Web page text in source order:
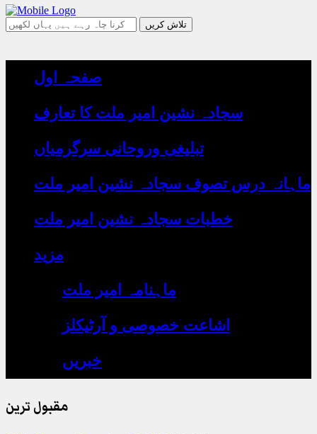
جو
چاہ
صفحہ اول
سجادہ نشین امیر ملت کا تعارف
تبلیغی وروحانی سرگرمیاں
ماہانہ درس تصوف سجادہ نشین امیر ملت
خطبات سجادہ نشین امیر ملت
مزید
ماہنامہ امیر ملت
اشاعت خصوصی و آرٹیکلز
خبریں
مقبول ترین